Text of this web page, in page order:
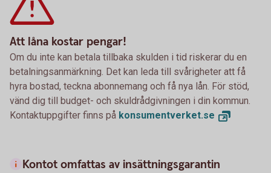
Att låna kostar pengar!
Om du inte kan betala tillbaka skulden i tid riskerar du en
betalningsanmärkning. Det kan leda till svårigheter att få
hyra bostad, teckna abonnemang och få nya lån. För stöd,
vänd dig till budget- och skuldrådgivningen i din kommun.
Kontaktuppgifter finns på konsumentverket.se
Kontot omfattas av insättningsgarantin